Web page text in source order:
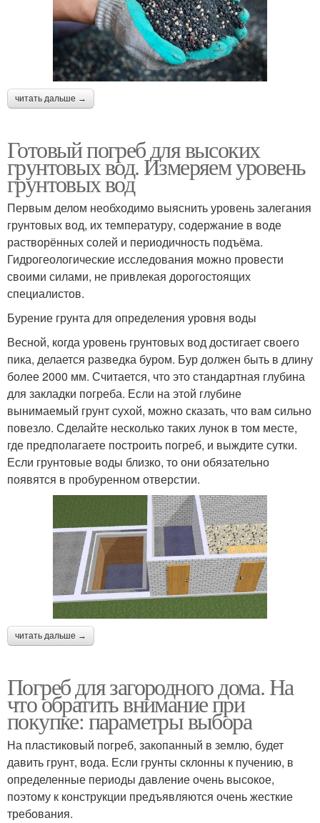
читать дальше →
Готовый погреб для высоких
грунтовых вод. Измеряем уровень
грунтовых вод
Первым делом необходимо выяснить уровень залегания
грунтовых вод, их температуру, содержание в воде
растворённых солей и периодичность подъёма.
Гидрогеологические исследования можно провести
своими силами, не привлекая дорогостоящих
специалистов.
Бурение грунта для определения уровня воды
Весной, когда уровень грунтовых вод достигает своего
пика, делается разведка буром. Бур должен быть в длину
более 2000 мм. Считается, что это стандартная глубина
для закладки погреба. Если на этой глубине
вынимаемый грунт сухой, можно сказать, что вам сильно
повезло. Сделайте несколько таких лунок в том месте,
где предполагаете построить погреб, и выждите сутки.
Если грунтовые воды близко, то они обязательно
появятся в пробуренном отверстии.
читать дальше →
Погреб для загородного дома. На
что обратить внимание при
покупке: параметры выбора
На пластиковый погреб, закопанный в землю, будет
давить грунт, вода. Если грунты склонны к пучению, в
определенные периоды давление очень высокое,
поэтому к конструкции предъявляются очень жесткие
требования.